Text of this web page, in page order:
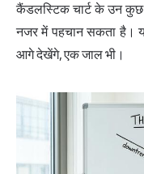
कैंडलस्टिक चार्ट के उन कुछ
नजर में पहचान सकता है।
आगे देखेंगे, एक जाल भी।